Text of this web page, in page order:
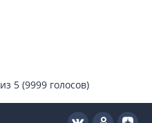
из 5 (9999 голосов)